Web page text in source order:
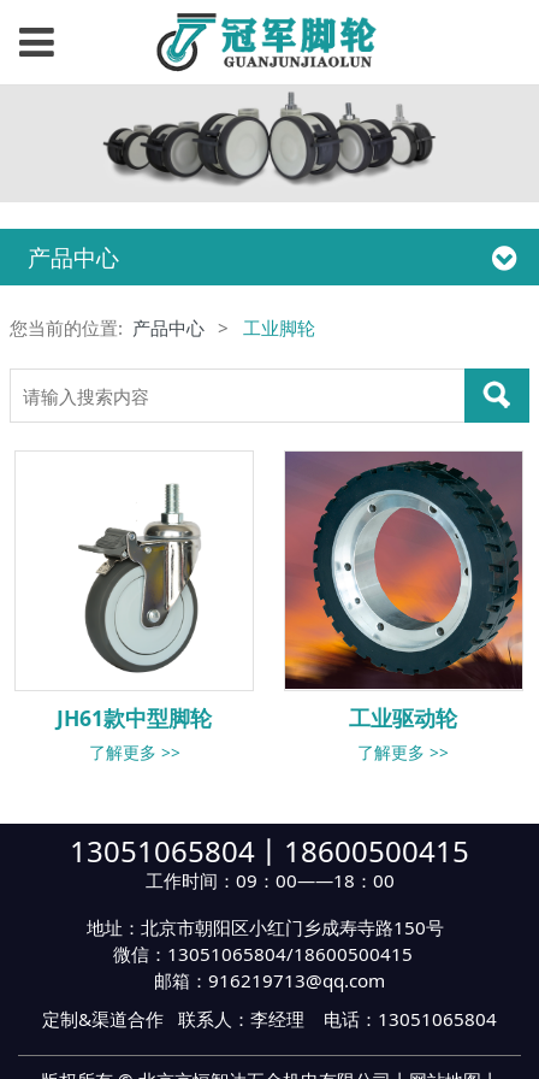
产品中心
您当前的位置: 产品中心 > 工业脚轮
JH61款中型脚轮
了解更多 >>
工业驱动轮
了解更多 >>
13051065804丨18600500415
工作时间：09：00——18：00
地址：北京市朝阳区小红门乡成寿寺路150号
微信：13051065804/18600500415
邮箱：916219713@qq.com
定制&渠道合作 联系人：李经理 电话： 13051065804